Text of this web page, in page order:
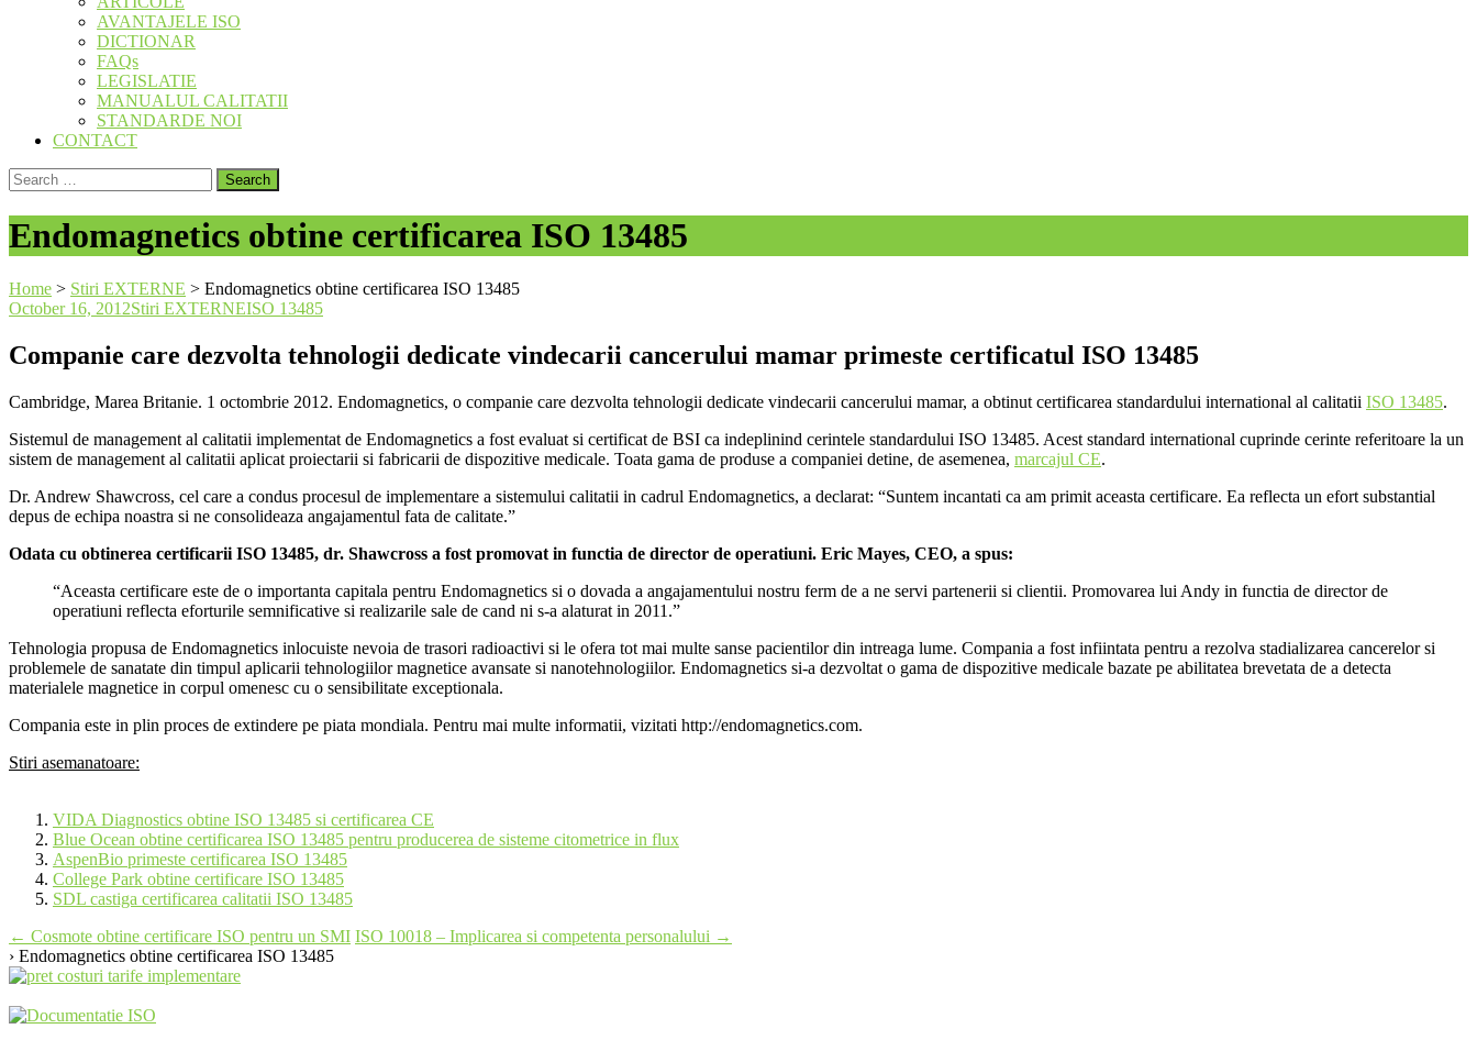
AVANTAJELE ISO
DICTIONAR
FAQs
LEGISLATIE
MANUALUL CALITATII
STANDARDE NOI
CONTACT
Search
for:
Endomagnetics obtine certificarea ISO 13485
Home > Stiri EXTERNE > Endomagnetics obtine certificarea ISO 13485
October 16, 2012Stiri EXTERNEISO 13485
Companie care dezvolta tehnologii dedicate vindecarii cancerului mamar primeste certificatul ISO 13485
Cambridge, Marea Britanie. 1 octombrie 2012. Endomagnetics, o companie care dezvolta tehnologii dedicate vindecarii cancerului mamar, a obtinut certificarea standardului international al calitatii ISO 13485.
Sistemul de management al calitatii implementat de Endomagnetics a fost evaluat si certificat de BSI ca indeplinind cerintele standardului ISO 13485. Acest standard international cuprinde cerinte referitoare la un
sistem de management al calitatii aplicat proiectarii si fabricarii de dispozitive medicale. Toata gama de produse a companiei detine, de asemenea, marcajul CE.
Dr. Andrew Shawcross, cel care a condus procesul de implementare a sistemului calitatii in cadrul Endomagnetics, a declarat: “Suntem incantati ca am primit aceasta certificare. Ea reflecta un efort substantial
depus de echipa noastra si ne consolideaza angajamentul fata de calitate.”
Odata cu obtinerea certificarii ISO 13485, dr. Shawcross a fost promovat in functia de director de operatiuni. Eric Mayes, CEO, a spus:
“Aceasta certificare este de o importanta capitala pentru Endomagnetics si o dovada a angajamentului nostru ferm de a ne servi partenerii si clientii. Promovarea lui Andy in functia de director de
operatiuni reflecta eforturile semnificative si realizarile sale de cand ni s-a alaturat in 2011.”
Tehnologia propusa de Endomagnetics inlocuiste nevoia de trasori radioactivi si le ofera tot mai multe sanse pacientilor din intreaga lume. Compania a fost infiintata pentru a rezolva stadializarea cancerelor si
problemele de sanatate din timpul aplicarii tehnologiilor magnetice avansate si nanotehnologiilor. Endomagnetics si-a dezvoltat o gama de dispozitive medicale bazate pe abilitatea brevetata de a detecta
materialele magnetice in corpul omenesc cu o sensibilitate exceptionala.
Compania este in plin proces de extindere pe piata mondiala. Pentru mai multe informatii, vizitati http://endomagnetics.com.
Stiri asemanatoare:
VIDA Diagnostics obtine ISO 13485 si certificarea CE
Blue Ocean obtine certificarea ISO 13485 pentru producerea de sisteme citometrice in flux
AspenBio primeste certificarea ISO 13485
College Park obtine certificare ISO 13485
SDL castiga certificarea calitatii ISO 13485
Post
navigation
← Cosmote obtine certificare ISO pentru un SMI ISO 10018 – Implicarea si competenta personalului →
› Endomagnetics obtine certificarea ISO 13485